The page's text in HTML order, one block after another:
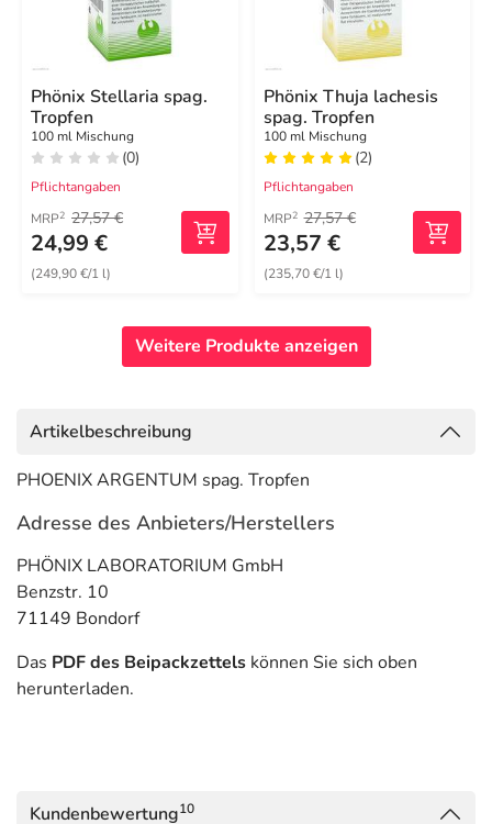
Phönix Stellaria spag.
Tropfen
100 ml Mischung
(0)
Pflichtangaben
MRP2 27,57 €
24,99 €
(249,90 €/1 l)
Phönix Thuja lachesis
spag. Tropfen
100 ml Mischung
(2)
Pflichtangaben
MRP2 27,57 €
23,57 €
(235,70 €/1 l)
Weitere Produkte anzeigen
Artikelbeschreibung
PHOENIX ARGENTUM spag. Tropfen
Adresse des Anbieters/Herstellers
PHÖNIX LABORATORIUM GmbH
Benzstr. 10
71149 Bondorf
Das PDF des Beipackzettels können Sie sich oben
herunterladen.
Kundenbewertung10